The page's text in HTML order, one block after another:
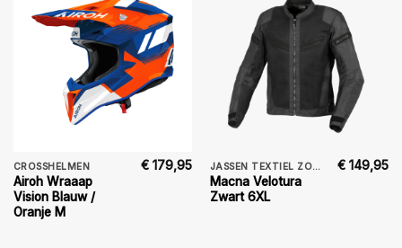
CROSSHELMEN
Airoh Wraaap
Vision Blauw /
Oranje M
€ 179,95 JASSEN TEXTIEL ZOMER
Macna Velotura
Zwart 6XL
€ 149,95